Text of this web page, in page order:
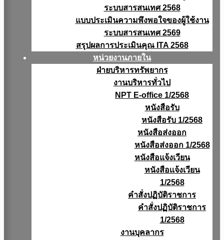
ระบบสารสนเทศ 2568
แบบประเมินความพึงพอใจของผู้ใช้งาน
ระบบสารสนเทศ 2569
สรุปผลการประเมินคุณ ITA 2568
หน่วยงานภายใน
ฝ่ายบริหารทรัพยากร
งานบริหารทั่วไป
NPT E-office 1/2568
หนังสือรับ
หนังสือรับ 1/2568
หนังสือส่งออก
หนังสือส่งออก 1/2568
หนังสือแจ้งเวียน
หนังสือเเจ้งเวียน
1/2568
คำสั่งปฏิบัติราชการ
คำสั่งปฏิบัติราชการ
1/2568
งานบุคลากร